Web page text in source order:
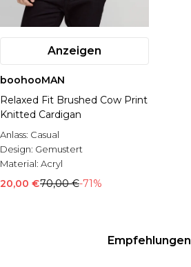
Anzeigen
boohooMAN
Relaxed Fit Brushed Cow Print
Knitted Cardigan
Anlass: Casual
Design: Gemustert
Material: Acryl
20,00 €70,00 €-71%
Empfehlungen